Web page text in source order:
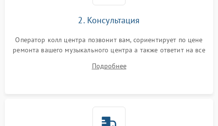
2. Консультация
Оператор колл центра позвонит вам, сориентирует по цене
ремонта вашего музыкального центра а также ответит на все
Подробнее